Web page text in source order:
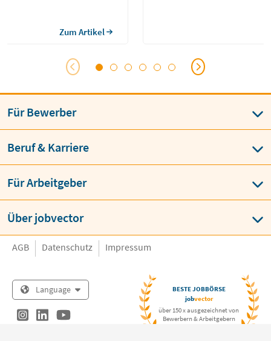
Zum Artikel
Für Bewerber
Beruf & Karriere
Für Arbeitgeber
Über jobvector
AGB Datenschutz Impressum
Language
BESTE JOBBÖRSE
jobvector
über 150 x ausgezeichnet von
Bewerbern & Arbeitgebern